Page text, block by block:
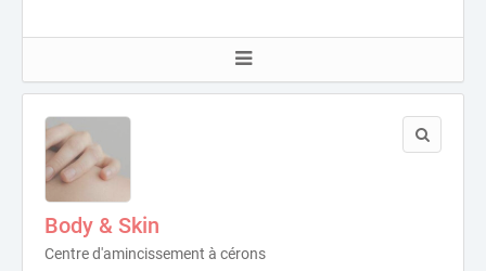
Body & Skin
Centre d'amincissement à cérons